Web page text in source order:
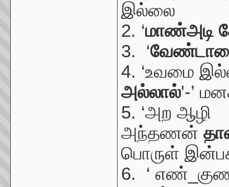
இல்லை
2. ‘மாண்அடி
3. ‘
4. ‘உவமை
அல்லால்'-’
5. ‘அற ஆழி
அந்தணன்
பொருள்
6. ‘